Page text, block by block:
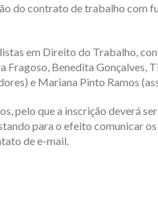
do contrato de trabalho com
em Direito do Trabalho,
Benedita Gonçalves,
e Mariana Pinto Ramos
pelo que a inscrição deverá
para o efeito comunicar
de e-mail.